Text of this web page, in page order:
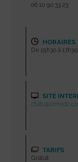
06 10 90 33 23
HORAIRES
De 15h30 à 17h30.
SITE
TARIFS
Gratuit